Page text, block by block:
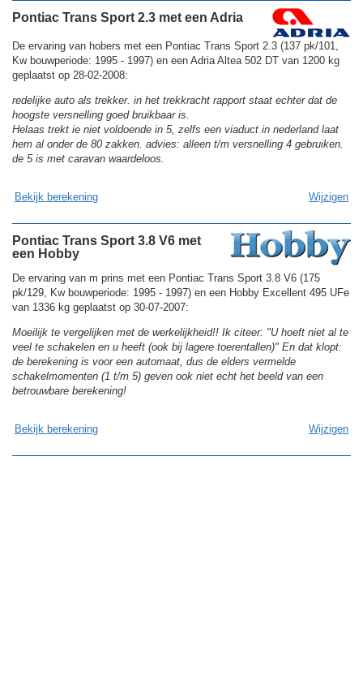
Pontiac Trans Sport 2.3 met een Adria
De ervaring van hobers met een Pontiac Trans Sport 2.3 (137 pk/101,
Kw bouwperiode: 1995 - 1997) en een Adria Altea 502 DT van 1200 kg
geplaatst op 28-02-2008:
redelijke auto als trekker. in het trekkracht rapport staat echter dat de
hoogste versnelling goed bruikbaar is.
Helaas trekt ie niet voldoende in 5, zelfs een viaduct in nederland laat
hem al onder de 80 zakken. advies: alleen t/m versnelling 4 gebruiken.
de 5 is met caravan waardeloos.
Bekijk berekening Wijzigen
Pontiac Trans Sport 3.8 V6 met
een Hobby
De ervaring van m prins met een Pontiac Trans Sport 3.8 V6 (175
pk/129, Kw bouwperiode: 1995 - 1997) en een Hobby Excellent 495 UFe
van 1336 kg geplaatst op 30-07-2007:
Moeilijk te vergelijken met de werkelijkheid!! Ik citeer: "U hoeft niet al te
veel te schakelen en u heeft (ook bij lagere toerentallen)" En dat klopt:
de berekening is voor een automaat, dus de elders vermelde
schakelmomenten (1 t/m 5) geven ook niet echt het beeld van een
betrouwbare berekening!
Bekijk berekening Wijzigen